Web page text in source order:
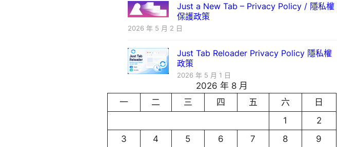
Just a New Tab – Privacy Policy / 隱私權
保護政策
2026 年 5 月 2 日
Just Tab Reloader Privacy Policy 隱私權
政策
2026 年 5 月 1 日
2026 年 8 月
一
二 三 四 五 六
日
1
2
3
4 5 6 7 8
9